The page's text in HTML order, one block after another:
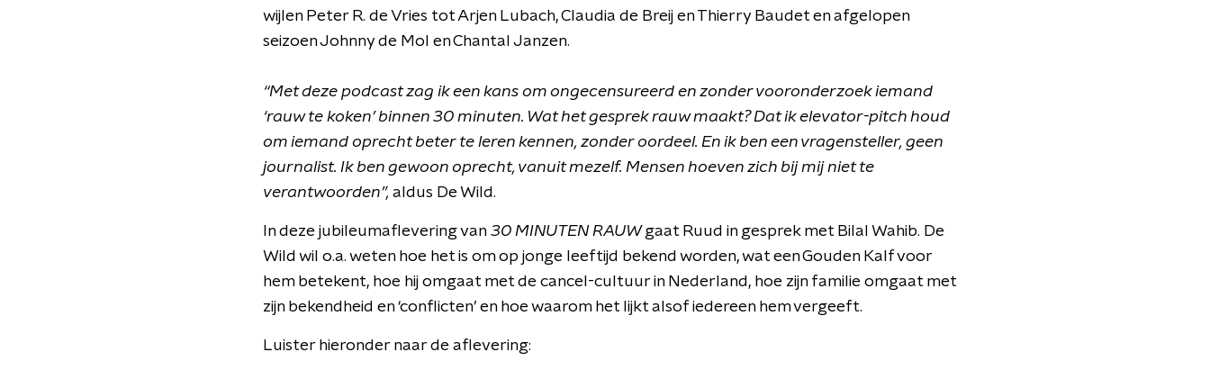
wijlen Peter R. de Vries tot Arjen Lubach, Claudia de Breij en Thierry Baudet en afgelopen
seizoen Johnny de Mol en Chantal Janzen.
“Met deze podcast zag ik een kans om ongecensureerd en zonder vooronderzoek iemand
‘rauw te koken’ binnen 30 minuten. Wat het gesprek rauw maakt? Dat ik elevator-pitch houd
om iemand oprecht beter te leren kennen, zonder oordeel. En ik ben een vragensteller, geen
journalist. Ik ben gewoon oprecht, vanuit mezelf. Mensen hoeven zich bij mij niet te
verantwoorden”, aldus De Wild.
In deze jubileumaflevering van 30 MINUTEN RAUWgaat Ruud in gesprek met Bilal Wahib. De
Wild wil o.a. weten hoe het is om op jonge leeftijd bekend worden, wat een Gouden Kalf voor
hem betekent, hoe hij omgaat met de cancel-cultuur in Nederland, hoe zijn familie omgaat met
zijn bekendheid en ‘conflicten’ en hoe waarom het lijkt alsof iedereen hem vergeeft.
Luister hieronder naar de aflevering: